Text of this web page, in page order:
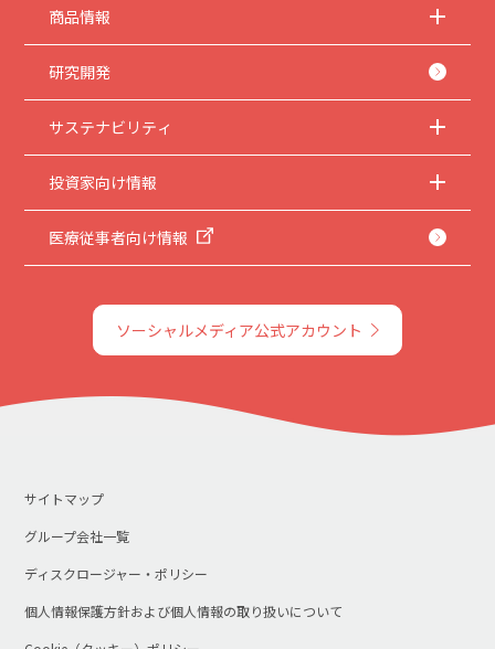
商品情報
研究開発
サステナビリティ
投資家向け情報
医療従事者向け情報
ソーシャルメディア公式アカウント
サイトマップ
グループ会社一覧
ディスクロージャー・ポリシー
個人情報保護方針および個人情報の取り扱いについて